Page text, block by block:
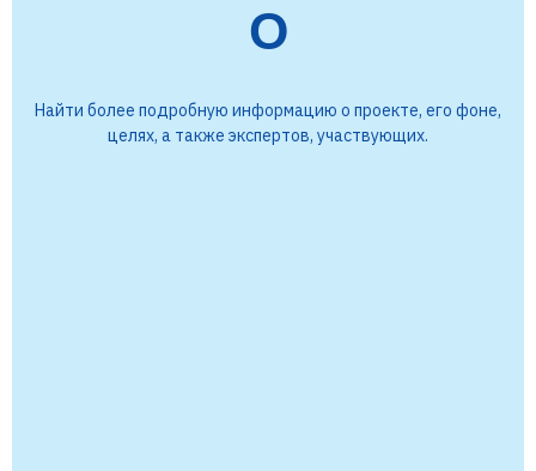
О
Найти более подробную информацию о проекте, его фоне,
целях, а также экспертов, участвующих.